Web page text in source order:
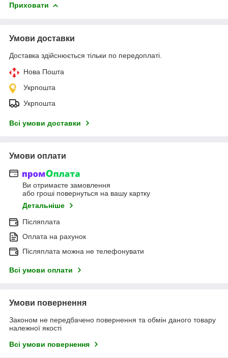
Приховати
Умови доставки
Доставка здійснюється тільки по передоплаті.
Нова Пошта
Укрпошта
Укрпошта
Всі умови доставки
Умови оплати
Ви отримаєте замовлення
або гроші повернуться на вашу картку
Детальніше
Післяплата
Оплата на рахунок
Післяплата можна не телефонувати
Всі умови оплати
Умови повернення
Законом не передбачено повернення та обмін даного товару
належної якості
Всі умови повернення